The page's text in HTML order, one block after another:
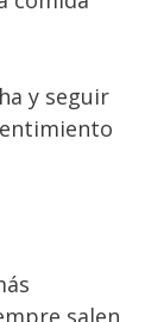
y seguir
salen